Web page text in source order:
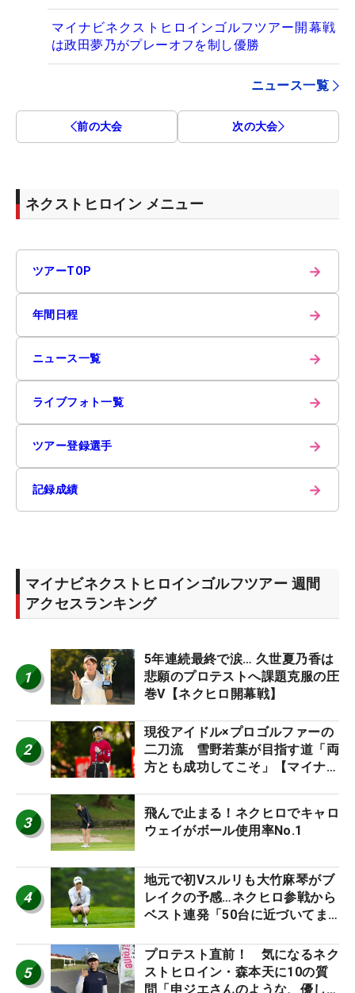
マイナビネクストヒロインゴルフツアー開幕戦
は政田夢乃がプレーオフを制し優勝
ニュース一覧
前の大会 次の大会
ネクストヒロイン メニュー
ツアーTOP →
年間日程 →
ニュース一覧 →
ライブフォト一覧 →
ツアー登録選手 →
記録成績 →
マイナビネクストヒロインゴルフツアー 週間
アクセスランキング
1
5年連続最終で涙… 久世夏乃香は
悲願のプロテストへ課題克服の圧
巻V【ネクヒロ開幕戦】
2
現役アイドル×プロゴルファーの
二刀流 雪野若葉が目指す道「両
方とも成功してこそ」【マイナビ
3
飛んで止まる！ネクヒロでキャロ
ウェイがボール使用率No.1
4
地元で初Vスルリも大竹麻琴がブ
レイクの予感…ネクヒロ参戦から
ベスト連発「50台に近づいてま
戦】
5
プロテスト直前！ 気になるネク
ストヒロイン・森本天に10の質
問「申ジエさんのような、優しく